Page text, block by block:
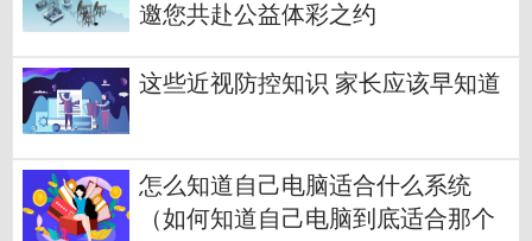
邀您共赴公益体彩之约
这些近视防控知识 家长应该早知道
怎么知道自己电脑适合什么系统
（如何知道自己电脑到底适合那个